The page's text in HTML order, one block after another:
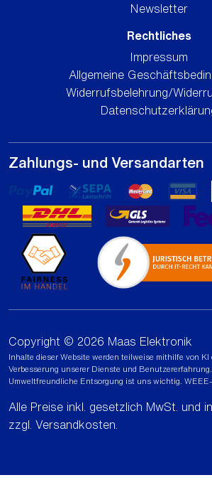
Newsletter
Rechtliches
Impressum
Allgemeine
Widerrufsbelehrung/
Zahlungs- und Versandarten
Copyright © 2026 Maas Elektronik
Inhalte dieser Website werden teilweise mithilfe von
Verbesserung unserer Dienste und Benutzererfahrung.
Umweltfreundliche Entsorgung ist uns wichtig.
Alle Preise inkl. gesetzlich MwSt. und
zzgl. Versandkosten